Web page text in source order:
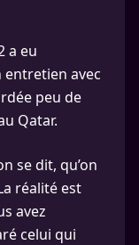
a eu
entretien avec
peu de
Qatar.
se dit, qu’on
réalité est
avez
celui qui